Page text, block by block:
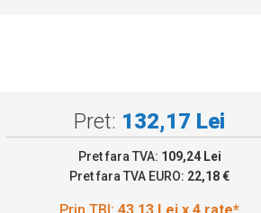
Pret: 132,17 Lei
Pret fara TVA: 109,24 Lei
Pret fara TVA EURO: 22,18 €